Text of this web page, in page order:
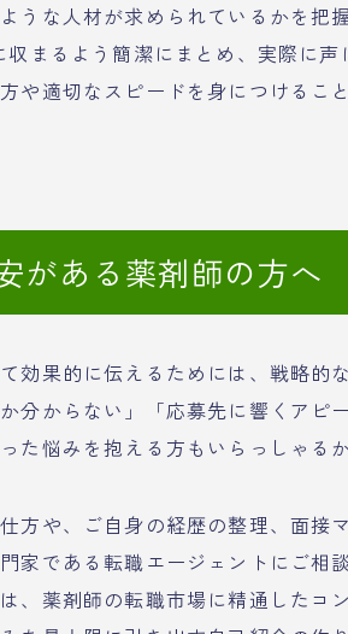
うな人材が求められているかを把
まるよう簡潔にまとめ、実際に声
や適切なスピードを身につけるこ
がある薬剤師の方へ
効果的に伝えるためには、戦略的
分からない」「応募先に響くアピ
た悩みを抱える方もいらっしゃる
方や、ご自身の経歴の整理、面接
家である転職エージェントにご相
、薬剤師の転職市場に精通したコ